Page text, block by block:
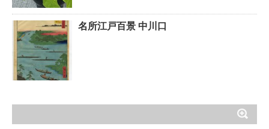
名所江戸百景 中川口